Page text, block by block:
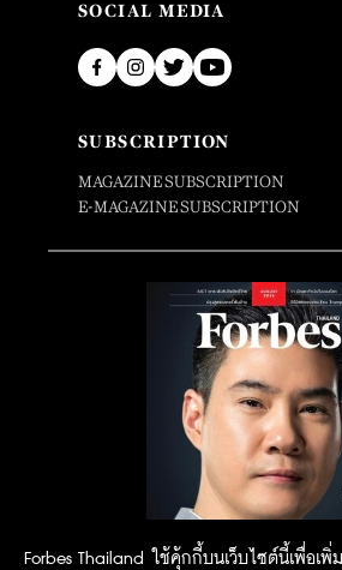
Forbes Thailand ใช้คุ้กกี้บนเว็บไซต์นี้เพื่อเพิ่ม
SOCIAL MEDIA
SUBSCRIPTION
MAGAZINE SUBSCRIPTION
E-MAGAZINE SUBSCRIPTION